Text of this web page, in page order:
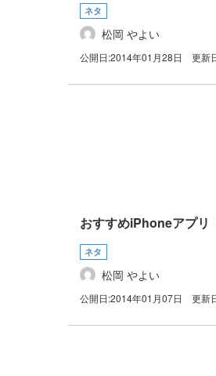
ネタ
松岡 やよい
公開日:2014年01月28日 更新
おすすめiPhoneアプリ
ネタ
松岡 やよい
公開日:2014年01月07日 更新